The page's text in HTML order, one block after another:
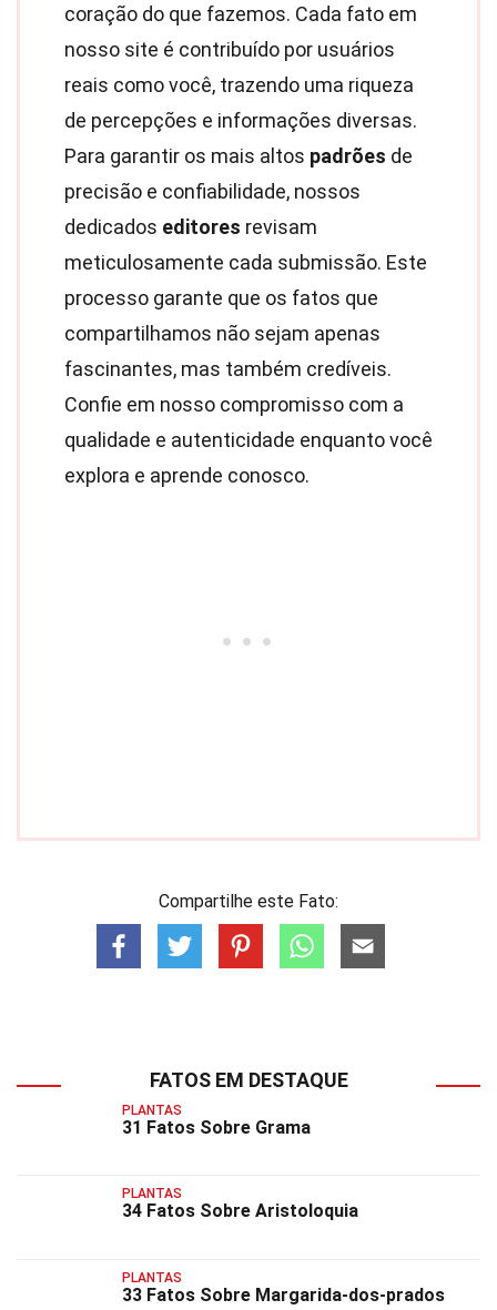
coração do que fazemos. Cada fato em
nosso site é contribuído por usuários
reais como você, trazendo uma riqueza
de percepções e informações diversas.
Para garantir os mais altos padrões de
precisão e confiabilidade, nossos
dedicados editores revisam
meticulosamente cada submissão. Este
processo garante que os fatos que
compartilhamos não sejam apenas
fascinantes, mas também credíveis.
Confie em nosso compromisso com a
qualidade e autenticidade enquanto você
explora e aprende conosco.
Compartilhe este Fato:
FATOS EM DESTAQUE
PLANTAS
31 Fatos Sobre Grama
PLANTAS
34 Fatos Sobre Aristoloquia
PLANTAS
33 Fatos Sobre Margarida-dos-prados